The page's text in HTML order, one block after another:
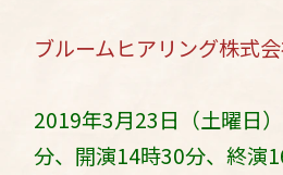
ブルームヒアリング株式
2019年3月23日（土曜日
分、開演14時30分、終演